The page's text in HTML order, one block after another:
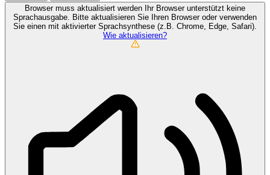
Browser muss aktualisiert werden
Ihr Browser unterstützt keine
Sprachausgabe. Bitte aktualisieren Sie Ihren Browser oder verwenden
Sie einen mit aktivierter Sprachsynthese (z.B. Chrome, Edge, Safari).
Wie aktualisieren?